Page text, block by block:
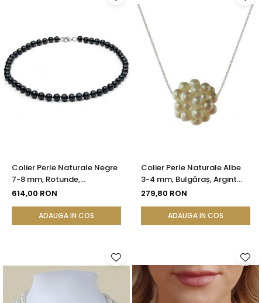
Colier Perle Naturale Negre
7-8 mm, Rotunde,
Închizătoare Argint 925 |
614,00 RON
ADAUGA IN COS
Colier Perle Naturale Albe
3-4 mm, Bulgăraș, Argint
925, Calitate AAA |
279,80 RON
ADAUGA IN COS